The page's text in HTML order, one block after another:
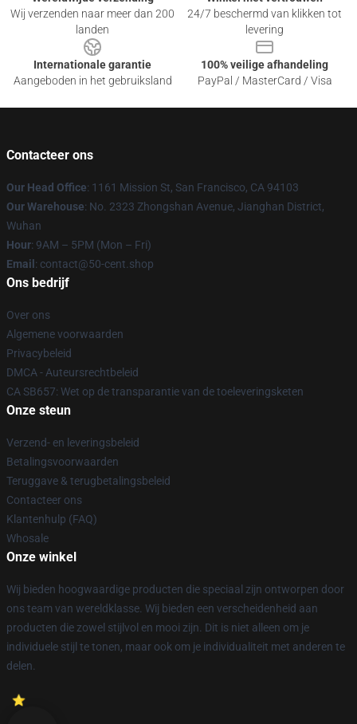
Wij verzenden naar meer dan 200
landen
24/7 beschermd van klikken tot
levering
Internationale garantie
Aangeboden in het gebruiksland
100% veilige afhandeling
PayPal / MasterCard / Visa
Contacteer ons
Our Head Office: 1161 Mission St, San Francisco, CA 94103
Our Warehouse: No. 2323 Zhongshan Avenue, Jianghan District,
Wuhan
Hour: 9AM – 5PM (Mon – Fri)
Email : contact@50-cent.shop
Ons bedrijf
Over ons
Algemene voorwaarden
Privacybeleid
DMCA - Auteursrechtbeleid
CA SB657: Wet op de transparantie van de toeleveringsketen
Onze steun
Verzend- en leveringsbeleid
Betalingsvoorwaarden
Teruggave & terugbetalingsbeleid
Contacteer ons
Klantenhulp (FAQ)
Whosale
Onze winkel
Wij bieden hoogwaardige producten die speciaal zijn ontworpen door
ons team van wereldklasse. Wij bieden een verscheidenheid aan
producten die zowel stijlvol en mooi zijn. Dit is niet alleen om je
individuele stijl te tonen, maar ook om je individualiteit met anderen te
delen.